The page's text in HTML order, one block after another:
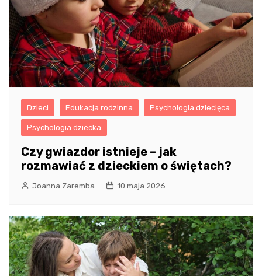
Dzieci Edukacja rodzinna Psychologia dziecięca
Psychologia dziecka
Czy gwiazdor istnieje – jak
rozmawiać z dzieckiem o świętach?
Joanna Zaremba 10 maja 2026